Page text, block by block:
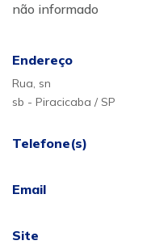
não informado
Endereço
Rua, sn
sb - Piracicaba / SP
Telefone(s)
Email
Site